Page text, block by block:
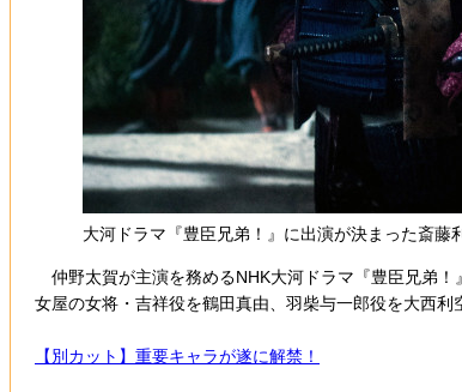
大河ドラマ『豊臣兄弟！』に出演が決まった斎藤
仲野太賀が主演を務めるNHK大河ドラマ『豊臣兄弟
女屋の女将・吉祥役を鶴田真由、羽柴与一郎役を大西利
【別カット】重要キャラが遂に解禁！